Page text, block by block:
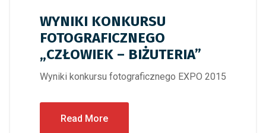
WYNIKI KONKURSU
FOTOGRAFICZNEGO
„CZŁOWIEK – BIŻUTERIA”
Wyniki konkursu fotograficznego EXPO 2015
Read More